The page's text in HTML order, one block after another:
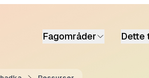
Fagområder Dette